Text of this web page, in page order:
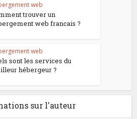
web
trouver un
web francais ?
web
sont les services du
hébergeur ?
sur l'auteur